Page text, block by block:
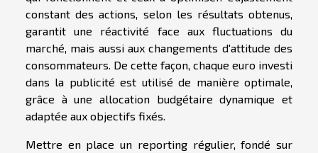
constant des actions, selon les résultats obtenus,
garantit une réactivité face aux fluctuations du
marché, mais aussi aux changements d'attitude des
consommateurs. De cette façon, chaque euro investi
dans la publicité est utilisé de manière optimale,
grâce à une allocation budgétaire dynamique et
adaptée aux objectifs fixés.
Mettre en place un reporting régulier, fondé sur